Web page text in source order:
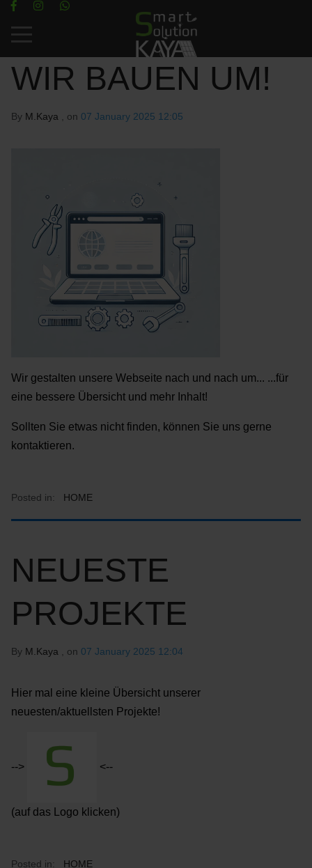
Mobile Menu Toggle
WIR BAUEN UM!
By M.Kaya , on 07 January 2025 12:05
Wir gestalten unsere Webseite nach und nach um... ...für
eine bessere Übersicht und mehr Inhalt!
Sollten Sie etwas nicht finden, können Sie uns gerne
kontaktieren.
Posted in: HOME
NEUESTE
PROJEKTE
By M.Kaya , on 07 January 2025 12:04
Hier mal eine kleine Übersicht unserer
neuesten/aktuellsten Projekte!
--> <--
(auf das Logo klicken)
Posted in: HOME